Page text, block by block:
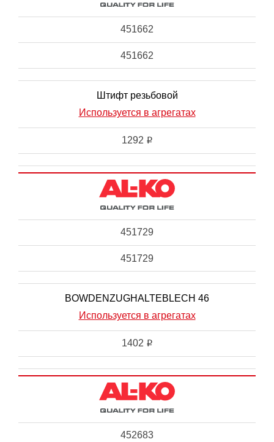
451662
451662
Штифт резьбовой
Используется в агрегатах
1292 i
451729
451729
BOWDENZUGHALTEBLECH 46
Используется в агрегатах
1402 i
452683